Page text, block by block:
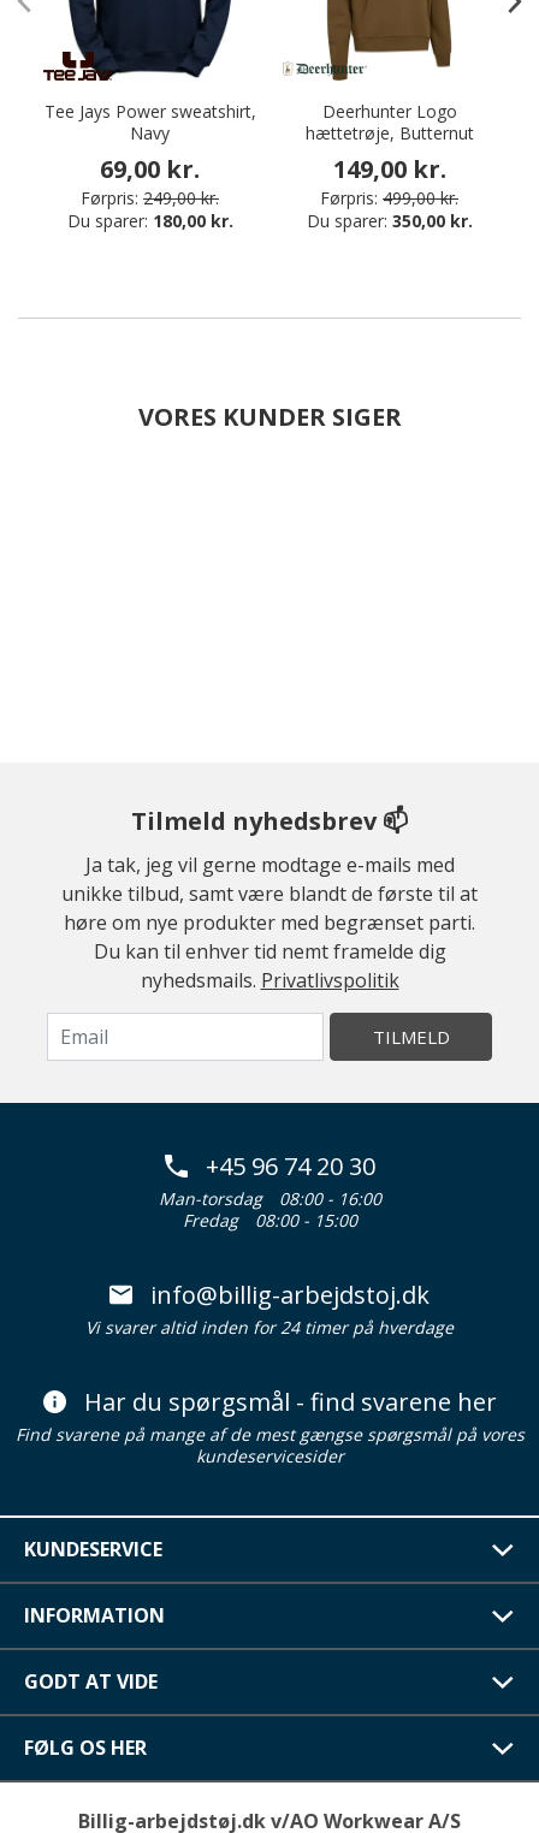
Tee Jays Power sweatshirt,
Navy
69,00 kr.
Førpris: 249,00 kr.
Du sparer: 180,00 kr.
Deerhunter Logo
hættetrøje, Butternut
149,00 kr.
Førpris: 499,00 kr.
Du sparer: 350,00 kr.
VORES KUNDER SIGER
Tilmeld nyhedsbrev 📫
Ja tak, jeg vil gerne modtage e-mails med
unikke tilbud, samt være blandt de første til at
høre om nye produkter med begrænset parti.
Du kan til enhver tid nemt framelde dig
nyhedsmails. Privatlivspolitik
TILMELD
+45 96 74 20 30
Man-torsdag
08:00 - 16:00
Fredag
08:00 - 15:00
info@billig-arbejdstoj.dk
Vi svarer altid inden for 24 timer på hverdage
Har du spørgsmål - find svarene her
Find svarene på mange af de mest gængse spørgsmål på vores
kundeservicesider
KUNDESERVICE
INFORMATION
GODT AT VIDE
FØLG OS HER
Billig-arbejdstøj.dk v/AO Workwear A/S